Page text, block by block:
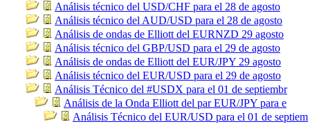
Análisis técnico del USD/CHF para el 28 de agosto
Análisis técnico del AUD/USD para el 28 de agosto
Análisis de ondas de Elliott del EURNZD 29 agosto
Análisis técnico del GBP/USD para el 29 de agosto
Análisis de ondas de Elliott del EUR/JPY 29 agosto
Análisis técnico del EUR/USD para el 29 de agosto
Análisis Técnico del #USDX para el 01 de septiembr
Análisis de la Onda Elliott del par EUR/JPY para e
Análisis Técnico del EUR/USD para el 01 de septiem